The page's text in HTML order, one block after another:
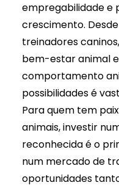
empregabilidade e
crescimento. Desde
treinadores caninos
bem-estar animal
comportamento
possibilidades é
Para quem tem
animais, investir
reconhecida é o
num mercado de
oportunidades